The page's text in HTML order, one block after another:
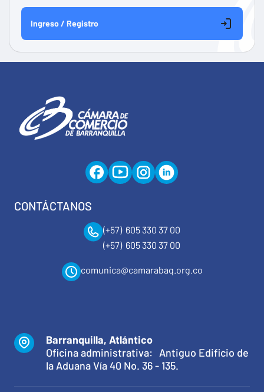
Ingreso / Registro
CONTÁCTANOS
(+57) 605 330 37 00
(+57) 605 330 37 00
comunica@camarabaq.org.co
Barranquilla, Atlántico
Oficina administrativa: Antiguo Edificio de
la Aduana Vía 40 No. 36 - 135.